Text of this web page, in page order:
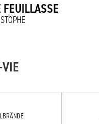
FEUILLASSE